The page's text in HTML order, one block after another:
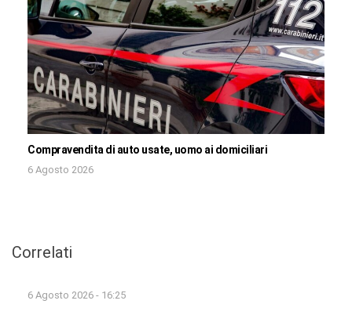
Compravendita di auto usate, uomo ai domiciliari
6 Agosto 2026
Correlati
6 Agosto 2026 - 16:25